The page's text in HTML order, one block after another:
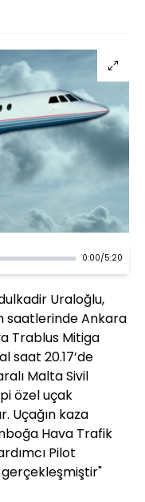
0:00/5:20
Uraloğlu,
saatlerinde Ankara
Trablus Mitiga
saat 20.17’de
Malta Sivil
özel uçak
Uçağın kaza
Hava Trafik
Pilot
gerçekleşmiştir"